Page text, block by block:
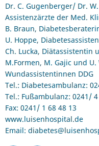
Dr. C. Gugenberger/ Dr.
Assistenzärzte der Med.
B. Braun,
U. Hoppe,
Ch. Lucka, Diätassistentin
M.Formen, M. Gajic und U.
Wundassistentinnen DDG
Tel.: Diabetesambulanz:
Tel.: Fußambulanz: 0241/ 4
Fax: 0241/ 1 68 48 13
www.luisenhospital.de
Email: